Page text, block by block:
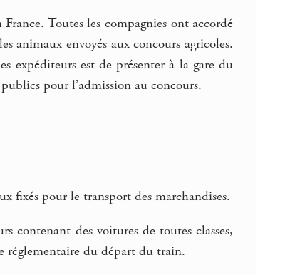
Toutes les compagnies ont accordé
animaux envoyés aux concours agricoles.
expéditeurs est de présenter à la gare du
pour l’admission au concours.
fixés pour le transport des marchandises.
contenant des voitures de toutes classes,
réglementaire du départ du train.